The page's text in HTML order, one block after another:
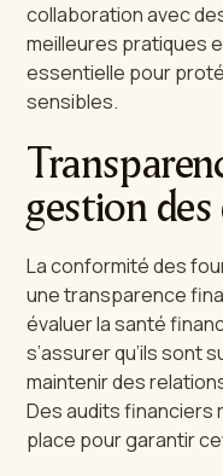
collaboration avec
meilleures pratiques
essentielle pour
sensibles.
gestion des
La conformité des
une transparence
évaluer la santé
s’assurer qu’ils sont
maintenir des
Des audits financiers
place pour garantir